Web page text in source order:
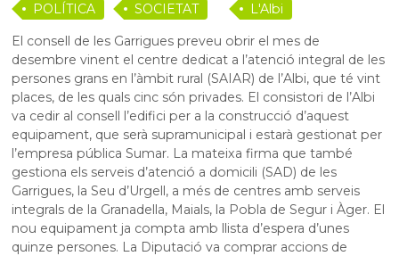
POLÍTICA SOCIETAT
L'Albi
El consell de les Garrigues preveu obrir el mes de
desembre vinent el centre dedicat a l’atenció integral de les
persones grans en l’àmbit rural (SAIAR) de l’Albi, que té vint
places, de les quals cinc són privades. El consistori de l’Albi
va cedir al consell l’edifici per a la construcció d’aquest
equipament, que serà supramunicipal i estarà gestionat per
l’empresa pública Sumar. La mateixa firma que també
gestiona els serveis d’atenció a domicili (SAD) de les
Garrigues, la Seu d’Urgell, a més de centres amb serveis
integrals de la Granadella, Maials, la Pobla de Segur i Àger. El
nou equipament ja compta amb llista d’espera d’unes
quinze persones. La Diputació va comprar accions de